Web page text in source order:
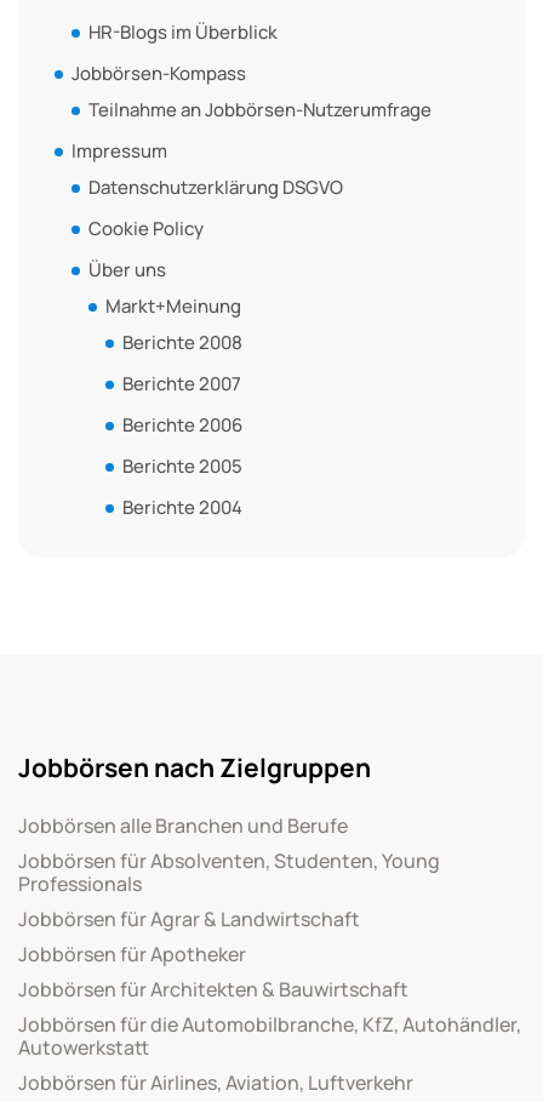
HR-Blogs im Überblick
Jobbörsen-Kompass
Teilnahme an Jobbörsen-Nutzerumfrage
Impressum
Datenschutzerklärung DSGVO
Cookie Policy
Über uns
Markt+Meinung
Berichte 2008
Berichte 2007
Berichte 2006
Berichte 2005
Berichte 2004
Jobbörsen nach Zielgruppen
Jobbörsen alle Branchen und Berufe
Jobbörsen für Absolventen, Studenten, Young
Professionals
Jobbörsen für Agrar & Landwirtschaft
Jobbörsen für Apotheker
Jobbörsen für Architekten & Bauwirtschaft
Jobbörsen für die Automobilbranche, KfZ, Autohändler,
Autowerkstatt
Jobbörsen für Airlines, Aviation, Luftverkehr